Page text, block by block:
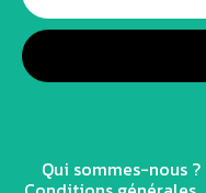
Qui sommes-nous ?